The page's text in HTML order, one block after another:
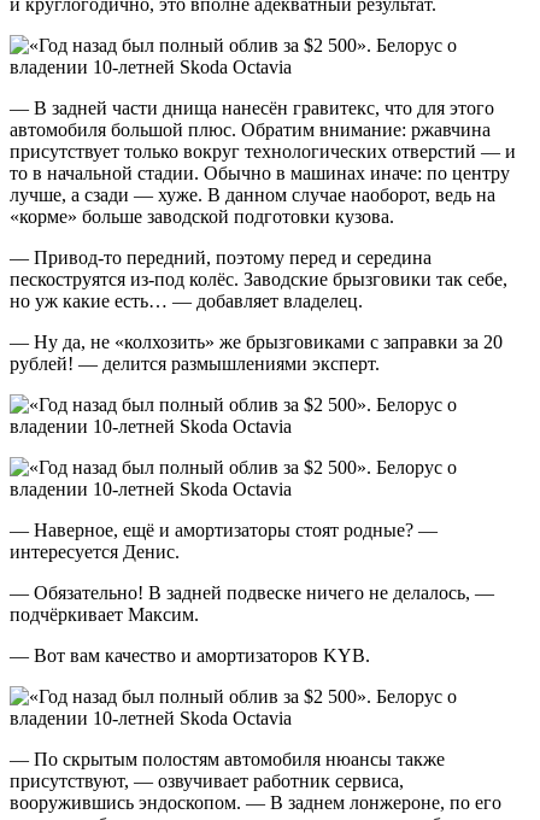
и круглогодично, это вполне адекватный результат.
— В задней части днища нанесён гравитекс, что для этого
автомобиля большой плюс. Обратим внимание: ржавчина
присутствует только вокруг технологических отверстий — и
то в начальной стадии. Обычно в машинах иначе: по центру
лучше, а сзади — хуже. В данном случае наоборот, ведь на
«корме» больше заводской подготовки кузова.
— Привод-то передний, поэтому перед и середина
пескоструятся из-под колёс. Заводские брызговики так себе,
но уж какие есть… — добавляет владелец.
— Ну да, не «колхозить» же брызговиками с заправки за 20
рублей! — делится размышлениями эксперт.
— Наверное, ещё и амортизаторы стоят родные? —
интересуется Денис.
— Обязательно! В задней подвеске ничего не делалось, —
подчёркивает Максим.
— Вот вам качество и амортизаторов KYB.
— По скрытым полостям автомобиля нюансы также
присутствуют, — озвучивает работник сервиса,
вооружившись эндоскопом. — В заднем лонжероне, по его